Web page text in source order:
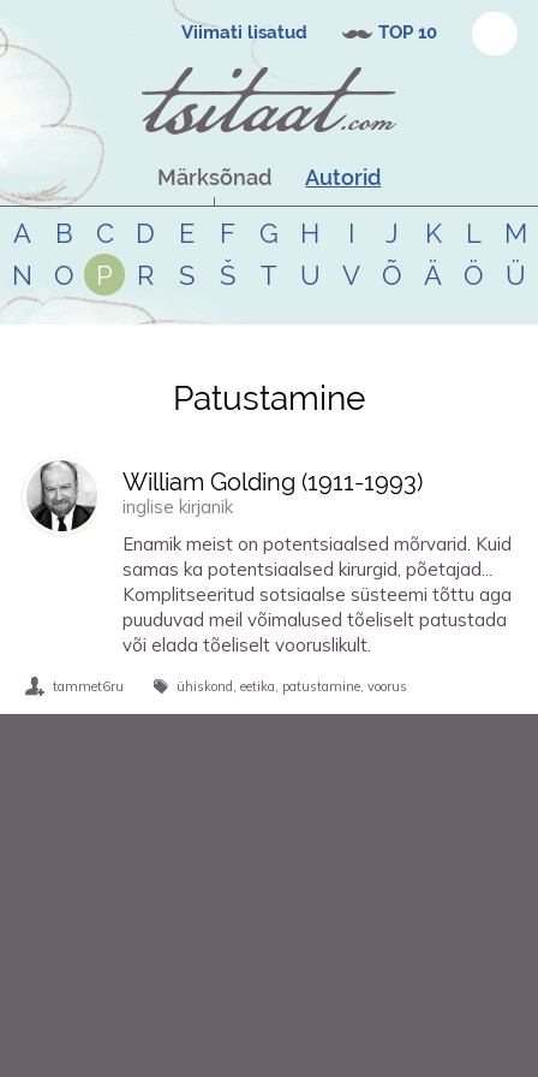
Viimati lisatud TOP 10
Märksõnad Autorid
A B C D E F G H I J K L
M
N
O P R S Š T U V Õ Ä Ö Ü
Tsitaadid teemalpatustamine
Patustamine
William Golding (1911-1993)
inglise kirjanik
Enamik meist on potentsiaalsed mõrvarid. Kuid
samas ka potentsiaalsed kirurgid, põetajad...
Komplitseeritud sotsiaalse süsteemi tõttu aga
puuduvad meil võimalused tõeliselt patustada
või elada tõeliselt vooruslikult.
tammet6ru ühiskond eetika patustamine voorus